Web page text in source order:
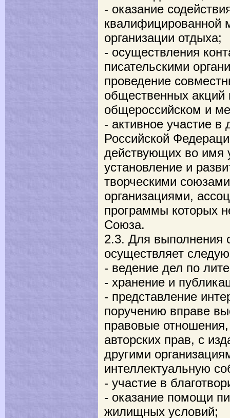
- оказание
квалифицированной
организации отдыха;
- осуществления
писательскими
проведение
общественных
общероссийском и
- активное участие
Российской
действующих во имя
установление и
творческими
организациями,
программы которых
Союза.
2.3. Для выполнения
осуществляет
- ведение дел по
- хранение и
- представление
поручению вправе
правовые
авторских прав, с
другими
интеллектуальную
- участие в
- оказание помощи
жилищных условий;